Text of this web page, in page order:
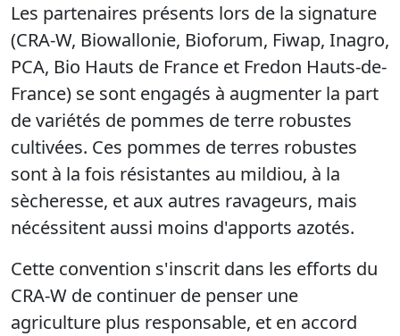
Les partenaires présents lors de la signature
(CRA-W, Biowallonie, Bioforum, Fiwap, Inagro,
PCA, Bio Hauts de France et Fredon Hauts-de-
France) se sont engagés à augmenter la part
de variétés de pommes de terre robustes
cultivées. Ces pommes de terres robustes
sont à la fois résistantes au mildiou, à la
sècheresse, et aux autres ravageurs, mais
nécéssitent aussi moins d'apports azotés.
Cette convention s'inscrit dans les efforts du
CRA-W de continuer de penser une
agriculture plus responsable, et en accord